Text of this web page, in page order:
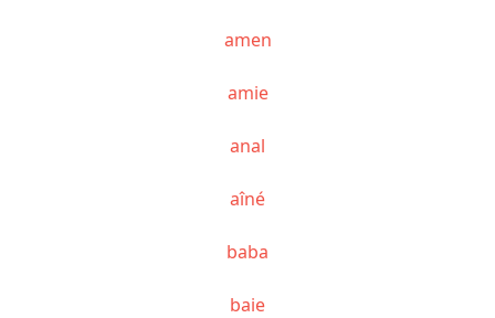
amen
amie
anal
aîné
baba
baie